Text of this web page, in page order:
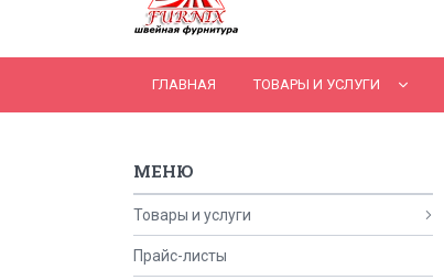
ГЛАВНАЯ ТОВАРЫ И УСЛУГИ
Товары и услуги
Прайс-листы